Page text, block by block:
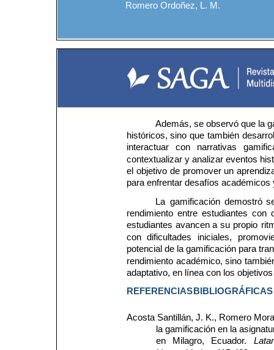
Romero Ordoñez, L. M.
Además, se observó que la
históricos, sino que también
interactuar
con narrativas
contextualizar y analizar eventos
el objetivo de promover un
para enfrentar desafíos
La gamificación demostró
rendimiento entre estudiantes con
estudiantes avancen a su propio
con dificultades iniciales,
potencial de la gamificación para
rendimiento académico, sino
adaptativo, en línea con los
REFERENCIAS BIBLIOGRÁFICAS
Acosta Santillán, J. K., Romero
la gamificación en la
en
Milagro, Ecuador.